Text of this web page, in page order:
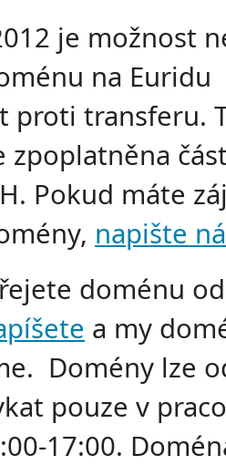
je možnost
na Euridu
proti transferu.
zpoplatněna
Pokud máte
napište
doménu
a my
Domény lze
pouze v
17:00.